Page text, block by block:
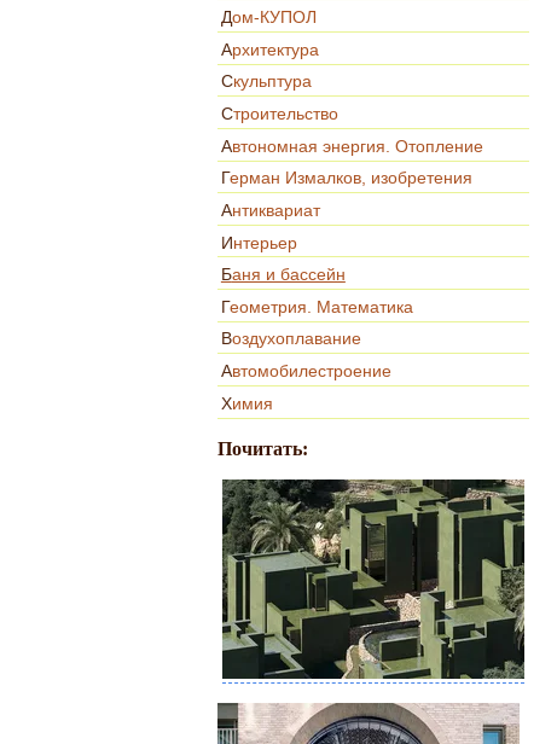
Дом-КУПОЛ
Архитектура
Скульптура
Строительство
Автономная энергия. Отопление
Герман Измалков, изобретения
Антиквариат
Интерьер
Баня и бассейн
Геометрия. Математика
Воздухоплавание
Автомобилестроение
Химия
Почитать: